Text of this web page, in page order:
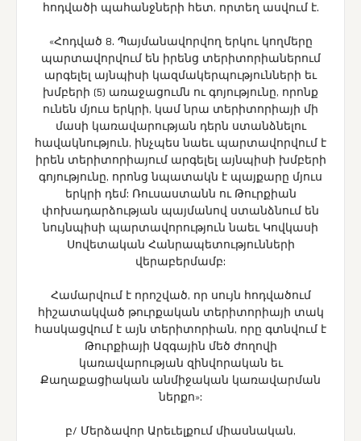
հոդվածի պահանջների հետ, որտեղ ասվում է.
«Հոդված 8. Պայմանավորվող երկու կողմերը
պարտավորվում են իրենց տերիտորիաներում
արգելել այնպիսի կազմակերպությունների եւ
խմբերի (5) առաջացումն ու գոյությունը, որոնք
ունեն մյուս երկրի, կամ նրա տերիտորիայի մի
մասի կառավարության դերն ստանձնելու
հավակնություն, ինչպես նաեւ պարտավորվում է
իրեն տերիտորիայում արգելել այնպիսի խմբերի
գոյությունը, որոնց նպատակն է պայքարը մյուս
երկրի դեմ: Ռուսաստանն ու Թուրքիան
փոխադարձության պայմանով ստանձնում են
նույնպիսի պարտավորություն նաեւ Կովկասի
Սովետական Հանրապետությունների
վերաբերմամբ:
Համարվում է որոշված, որ սույն հոդվածում
հիշատակված թուրքական տերիտորիայի տակ
հասկացվում է այն տերիտորիան, որը գտնվում է
Թուրքիայի Ազգային մեծ ժողովի
կառավարության զինվորական եւ
Քաղաքացիական անմիջական կառավարման
ներքո»:
բ/ Մերձավոր Արեւելքում միասնական,